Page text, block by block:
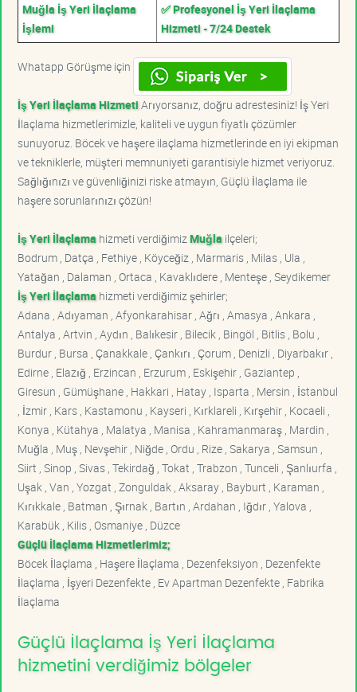
Muğla İş Yeri İlaçlama
İşlemi
✅ Profesyonel İş Yeri İlaçlama
Hizmeti - 7/24 Destek
Whatapp Görüşme için
İş Yeri İlaçlama HizmetiArıyorsanız, doğru adrestesiniz! İş Yeri
İlaçlama hizmetlerimizle, kaliteli ve uygun fiyatlı çözümler
sunuyoruz. Böcek ve haşere ilaçlama hizmetlerinde en iyi ekipman
ve tekniklerle, müşteri memnuniyeti garantisiyle hizmet veriyoruz.
Sağlığınızı ve güvenliğinizi riske atmayın, Güçlü İlaçlama ile
haşere sorunlarınızı çözün!
İş Yeri İlaçlama hizmeti verdiğimiz Muğla ilçeleri;
Bodrum , Datça , Fethiye , Köyceğiz , Marmaris , Milas , Ula ,
Yatağan , Dalaman , Ortaca , Kavaklıdere , Menteşe , Seydikemer
İş Yeri İlaçlama hizmeti verdiğimiz şehirler;
Adana , Adıyaman , Afyonkarahisar , Ağrı , Amasya , Ankara ,
Antalya , Artvin , Aydın , Balıkesir , Bilecik , Bingöl , Bitlis , Bolu ,
Burdur , Bursa , Çanakkale , Çankırı , Çorum , Denizli , Diyarbakır ,
Edirne , Elazığ , Erzincan , Erzurum , Eskişehir , Gaziantep ,
Giresun , Gümüşhane , Hakkari , Hatay , Isparta , Mersin , İstanbul
, İzmir , Kars , Kastamonu , Kayseri , Kırklareli , Kırşehir , Kocaeli ,
Konya , Kütahya , Malatya , Manisa , Kahramanmaraş , Mardin ,
Muğla , Muş , Nevşehir , Niğde , Ordu , Rize , Sakarya , Samsun ,
Siirt , Sinop , Sivas , Tekirdağ , Tokat , Trabzon , Tunceli , Şanlıurfa ,
Uşak , Van , Yozgat , Zonguldak , Aksaray , Bayburt , Karaman ,
Kırıkkale , Batman , Şırnak , Bartın , Ardahan , Iğdır , Yalova ,
Karabük , Kilis , Osmaniye , Düzce
Güçlü İlaçlama Hizmetlerimiz;
Böcek İlaçlama , Haşere İlaçlama , Dezenfeksiyon , Dezenfekte
İlaçlama , İşyeri Dezenfekte , Ev Apartman Dezenfekte , Fabrika
İlaçlama
Güçlü İlaçlama İş Yeri İlaçlama
hizmetini verdiğimiz bölgeler